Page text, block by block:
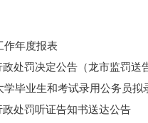
作年度报表
处罚决定公告（龙市监罚送
学毕业生和考试录用公务员拟
处罚听证告知书送达公告